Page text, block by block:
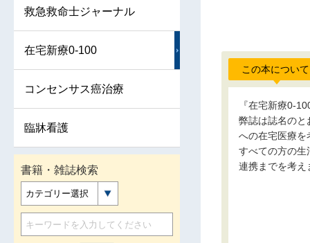
この本について
『在宅新療0-
弊誌は誌名のと
への在宅医療を
すべての方の生
連携までを考え
救急救命士ジャーナル
在宅新療0-100
コンセンサス癌治療
臨牀看護
書籍・雑誌検索
カテゴリー選択